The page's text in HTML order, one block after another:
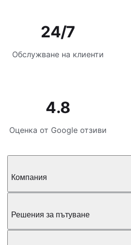
24/7
Обслужване на клиенти
4.8
Оценка от Google отзиви
Компания
Решения за пътуване